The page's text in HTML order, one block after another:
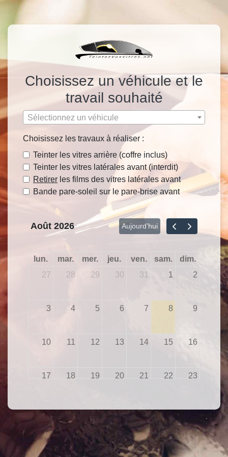
Choisissez un véhicule et le
travail souhaité
Sélectionnez un véhicule
Choisissez les travaux à réaliser :
Teinter les vitres arrière (coffre inclus)
Teinter les vitres latérales avant (interdit)
Retirer les films des vitres latérales avant
Bande pare-soleil sur le pare-brise avant
Août 2026 Aujourd'hui
lun. mar. mer. jeu. ven. sam.
dim.
27
28 29 30 31 1 2
3 4 5 6 7 8 9
10 11 12 13 14 15 16
17 18 19 20 21 22 23
24 25 26 27 28 29 30
31 2 3 4